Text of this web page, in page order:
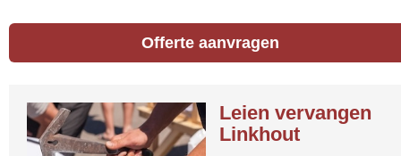
Offerte aanvragen
Leien vervangen
Linkhout